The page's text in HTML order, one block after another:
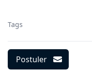
Tags
Postuler